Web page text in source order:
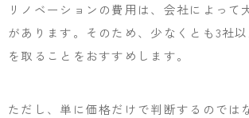
リノベーションの費用は、会社によって
があります。そのため、少なくとも3社
を取ることをおすすめします。
ただし、単に価格だけで判断するのでは